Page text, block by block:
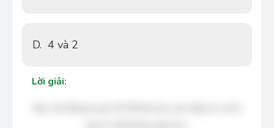
D. 4 và 2
Lời giải: